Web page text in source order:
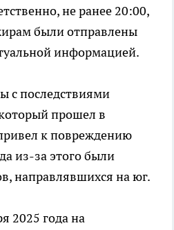
не ранее 20:00,
были отправлены
информацией.
с последствиями
прошел в
к повреждению
из-за этого были
направлявшихся на юг.
2025 года на